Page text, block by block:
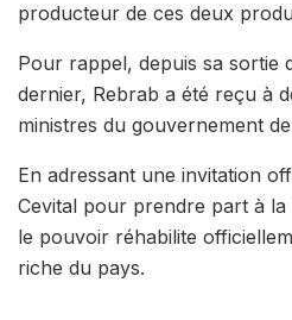
producteur de ces deux
Pour rappel, depuis sa sortie
dernier, Rebrab a été reçu à
ministres du gouvernement
En adressant une invitation
Cevital pour prendre part à
le pouvoir réhabilite
riche du pays.